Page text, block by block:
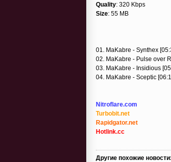
Quality: 320 Kbps
Size: 55 MB
01. MaKabre - Synthex
02. MaKabre - Pulse over
03. MaKabre - Insidious
04. MaKabre - Sceptic
Nitroflare.com
Turbobit.net
Rapidgator.net
Hotlink.cc
Другие похожие новости: